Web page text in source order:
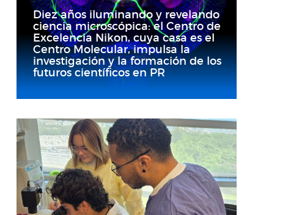
Diez años iluminando y revelando
ciencia microscópica: el Centro de
Excelencia Nikon, cuya casa es el
Centro Molecular, impulsa la
investigación y la formación de los
futuros científicos en PR